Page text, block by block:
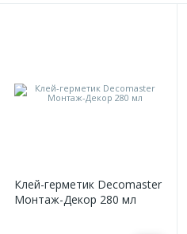
Клей-герметик Decomaster
Монтаж-Декор 280 мл